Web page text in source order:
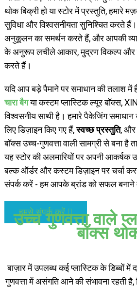
थोक बिक्री हो या स्टोर में प्रस्तुति, हमारे
सुविधा और विश्वसनीयता सुनिश्चित करते
अनुकूलन का समर्थन करते हैं, और आपकी
के अनुरूप लचीले आकार, मुद्रण विकल्प और
करते हैं।
यदि आप बड़े पैमाने पर समाधान की तलाश में
चारा बैगया कस्टम प्लास्टिक ल्यूर बॉक्स,
विश्वसनीय साथी है। हमारे पैकेजिंग समाधान
लिए डिज़ाइन किए गए हैं,स्वच्छ प्रस्तुति, और
बॉक्स उच्च-गुणवत्ता वाली सामग्री से बना है
यह स्टोर की अलमारियों पर अपनी आकर्षक
बल्क ऑर्डर और कस्टम डिज़ाइन पर चर्चा
संपर्क करें - हम आपके ब्रांड को सफल बनाने
हमसे संपर्क करें
उच्च गुणवत्ता वाले
बॉक्स
बाज़ार में उपलब्ध कई प्लास्टिक के डिब्बों में
गुणवत्ता में असंगति आने की संभावना रहती